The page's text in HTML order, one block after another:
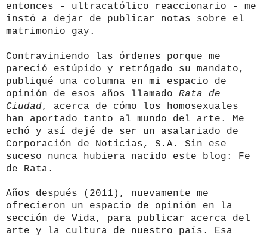
entonces - ultracatólico reaccionario - me
instó a dejar de publicar notas sobre el
matrimonio gay.
Contraviniendo las órdenes porque me
pareció estúpido y retrógado su mandato,
publiqué una columna en mi espacio de
opinión de esos años llamado Rata de
Ciudad, acerca de cómo los homosexuales
han aportado tanto al mundo del arte. Me
echó y así dejé de ser un asalariado de
Corporación de Noticias, S.A. Sin ese
suceso nunca hubiera nacido este blog: Fe
de Rata.
Años después (2011), nuevamente me
ofrecieron un espacio de opinión en la
sección de Vida, para publicar acerca del
arte y la cultura de nuestro país. Esa